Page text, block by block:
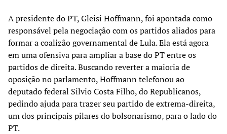
A presidente do PT, Gleisi Hoffmann, foi apontada como
responsável pela negociação com os partidos aliados para
formar a coalizão governamental de Lula. Ela está agora
em uma ofensiva para ampliar a base do PT entre os
partidos de direita. Buscando reverter a maioria de
oposição no parlamento, Hoffmann telefonou ao
deputado federal Silvio Costa Filho, do Republicanos,
pedindo ajuda para trazer seu partido de extrema-direita,
um dos principais pilares do bolsonarismo, para o lado do
PT.